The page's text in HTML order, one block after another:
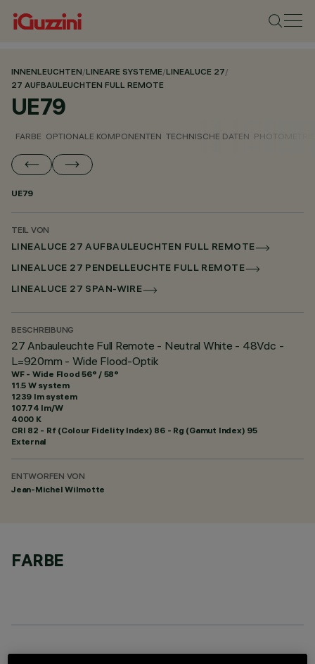
INNENLEUCHTEN/LINEARE SYSTEME/LINEALUCE 27/
27 AUFBAULEUCHTEN FULL REMOTE
UE79
FARBE OPTIONALE KOMPONENTEN TECHNISCHE DATEN
UE79
TEIL VON
LINEALUCE 27 AUFBAULEUCHTEN FULL REMOTE
LINEALUCE 27 PENDELLEUCHTE FULL REMOTE
LINEALUCE 27 SPAN-WIRE
BESCHREIBUNG
27 Anbauleuchte Full Remote - Neutral White - 48Vdc -
L=920mm - Wide Flood-Optik
WF - Wide Flood 56° / 58°
11.5 W system
1239 lm system
107.74 lm/W
4000 K
CRI 82 - Rf (Colour Fidelity Index) 86 - Rg (Gamut Index) 95
External
ENTWORFEN VON
Jean-Michel Wilmotte
FARBE